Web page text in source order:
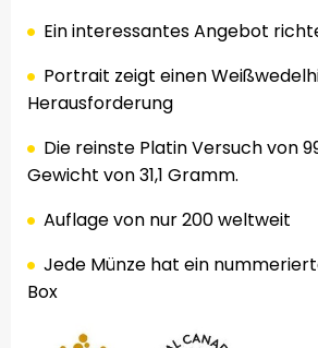
Ein interessantes Angebot
Portrait zeigt einen
Herausforderung
Die reinste Platin Versuch von
Gewicht von 31,1 Gramm.
Auflage von nur 200 weltweit
Jede Münze hat ein
Box